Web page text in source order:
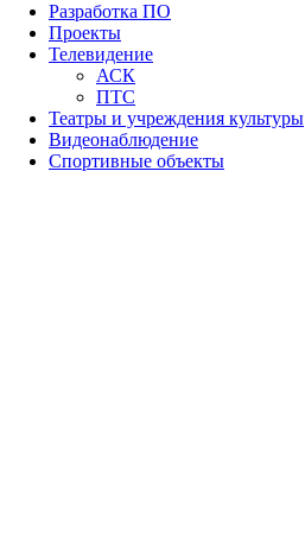
Разработка ПО
Проекты
Телевидение
АСК
ПТС
Театры и учреждения культуры
Видеонаблюдение
Спортивные объекты